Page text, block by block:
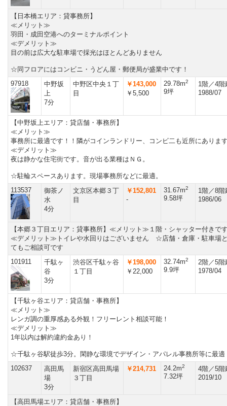
【日本橋エリア：貸事務所】
≪メリット≫
羽田・成田空港へのターミナルポイント
≪デメリット≫
目の前は広大な駐車場で採光はほとんどありません
☆同フロアにはコンビニ・うどん屋・郵便局が盛業中です！
97918
中野坂
上
7分
中野区中央１丁
目
￥143,000
￥5,500
29.78m2
9坪
1階／4階
1988/07
【中野坂上エリア：貸店舗・事務所】
≪メリット≫
事務所に最適です！！隣がコインランドリー、コンビ二も近所にありま
≪デメリット≫
夜は静かな住宅街です。音が出る業種はＮＧ。
☆駐輪スペースあります。現場事務所などに最適。
113537
御茶ノ
水
4分
文京区本郷３丁
目
￥152,801
-
31.67m2
9.58坪
1階／8階
1986/06
【本郷３丁目エリア：貸事務所】≪メリット≫１階・シャッター付き
≪デメリット≫トイレや水回りはございません ☆店舗・倉庫・駐車場
てもご相談可です
101911
千駄ヶ
谷
3分
渋谷区千駄ヶ谷
１丁目
￥198,000
￥22,000
32.74m2
9.9坪
2階／5階
1978/04
【千駄ヶ谷エリア：貸店舗・事務所】
≪メリット≫
レンガ調の重厚感ある外観！フリーレント相談可能！
≪デメリット≫
1年以内は解約違約金あり！
☆千駄ヶ谷駅徒歩3分。閑静な環境でデザイン・アパレル事務所等に最適
102637
高田馬
場
3分
新宿区高田馬場
３丁目
￥214,731 24.2m2
7.32坪
4階／5階
2019/10
【高田馬場エリア：貸店舗・事務所】